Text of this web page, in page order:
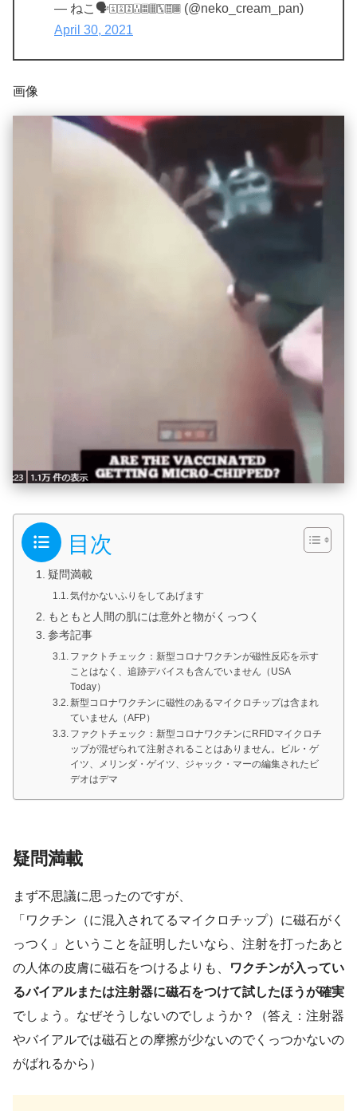
— ねこ🗣🀉🀌🀏🀒🀕🀘🀛🀞🀡 (@neko_cream_pan)
April 30, 2021
画像
目次
疑問満載
気付かないふりをしてあげます
もともと人間の肌には意外と物がくっつく
参考記事
ファクトチェック：新型コロナワクチンが磁性反応を示す
ことはなく、追跡デバイスも含んでいません（USA
Today）
新型コロナワクチンに磁性のあるマイクロチップは含まれ
ていません（AFP）
ファクトチェック：新型コロナワクチンにRFIDマイクロチ
ップが混ぜられて注射されることはありません。ビル・ゲ
イツ、メリンダ・ゲイツ、ジャック・マーの編集されたビ
デオはデマ
疑問満載
まず不思議に思ったのですが、
「ワクチン（に混入されてるマイクロチップ）に磁石がく
っつく」ということを証明したいなら、注射を打ったあと
の人体の皮膚に磁石をつけるよりも、
ワクチンが入ってい
るバイアルまたは注射器に磁石をつけて試したほうが確実
でしょう。なぜそうしないのでしょうか？（答え：注射器
やバイアルでは磁石との摩擦が少ないのでくっつかないの
がばれるから）